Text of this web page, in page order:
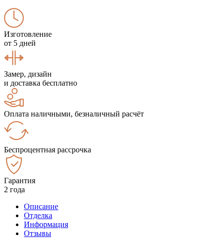
Изготовление
от 5 дней
Замер, дизайн
и доставка бесплатно
Оплата наличными, безналичный расчёт
Беспроцентная рассрочка
Гарантия
2 года
Описание
Отделка
Информация
Отзывы